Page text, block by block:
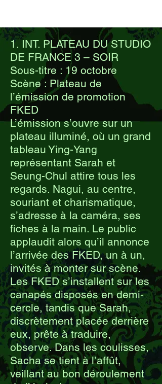
1. INT. PLATEAU DU STUDIO
DE FRANCE 3 – SOIR
Sous-titre : 19 octobre
Scène : Plateau de
l’émission de promotion
FKED
L’émission s’ouvre sur un
plateau illuminé, où un grand
tableau Ying-Yang
représentant Sarah et
Seung-Chul attire tous les
regards. Nagui, au centre,
souriant et charismatique,
s’adresse à la caméra, ses
fiches à la main. Le public
applaudit alors qu’il annonce
l’arrivée des FKED, un à un,
invités à monter sur scène.
Les FKED s’installent sur les
canapés disposés en demi-
cercle, tandis que Sarah,
discrètement placée derrière
eux, prête à traduire,
observe. Dans les coulisses,
Sacha se tient à l’affût,
veillant au bon déroulement